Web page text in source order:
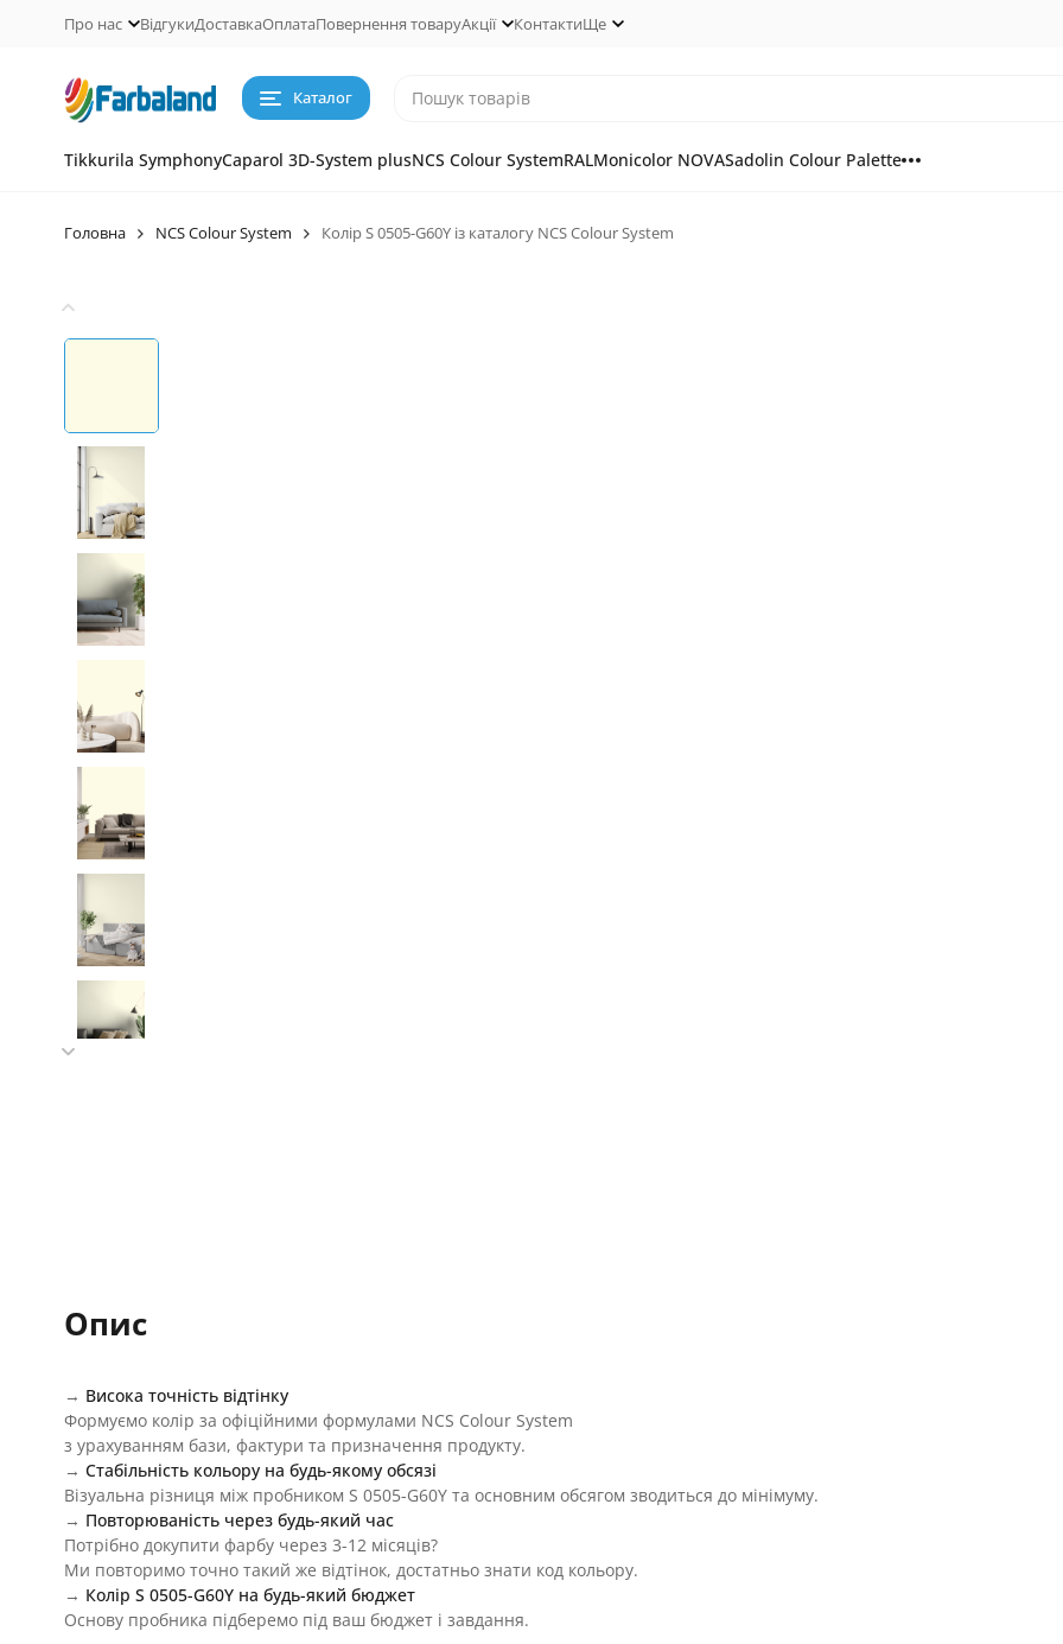
Про нас ВідгукиДоставкаОплатаПовернення товаруАкції КонтактиЩе
Каталог
Tikkurila SymphonyCaparol 3D-System plusNCS Colour SystemRALMonicolor NOVASadolin Colour Palette
Головна NCS Colour System Колір S 0505-G60Y із каталогу NCS Colour System
Опис
→ Висока точність відтінку
Формуємо колір за офіційними формулами NCS Colour System
з урахуванням бази, фактури та призначення продукту.
→ Стабільність кольору на будь-якому обсязі
Візуальна різниця між пробником S 0505-G60Y та основним обсягом зводиться до мінімуму.
→ Повторюваність через будь-який час
Потрібно докупити фарбу через 3-12 місяців?
Ми повторимо точно такий же відтінок, достатньо знати код кольору.
→ Колір S 0505-G60Y на будь-який бюджет
Основу пробника підберемо під ваш бюджет і завдання.